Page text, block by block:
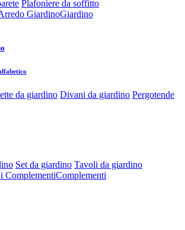
Plafoniere da soffitto
Giardino
da giardino Divani da giardino Pergotende
Set da giardino Tavoli da giardino
Complementi